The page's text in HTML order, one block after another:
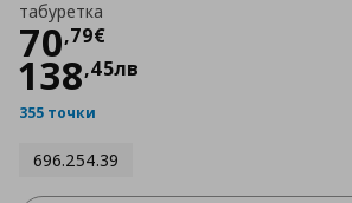
табуретка
70,79€
Цена
138,45лв
355 точки
696.254.39